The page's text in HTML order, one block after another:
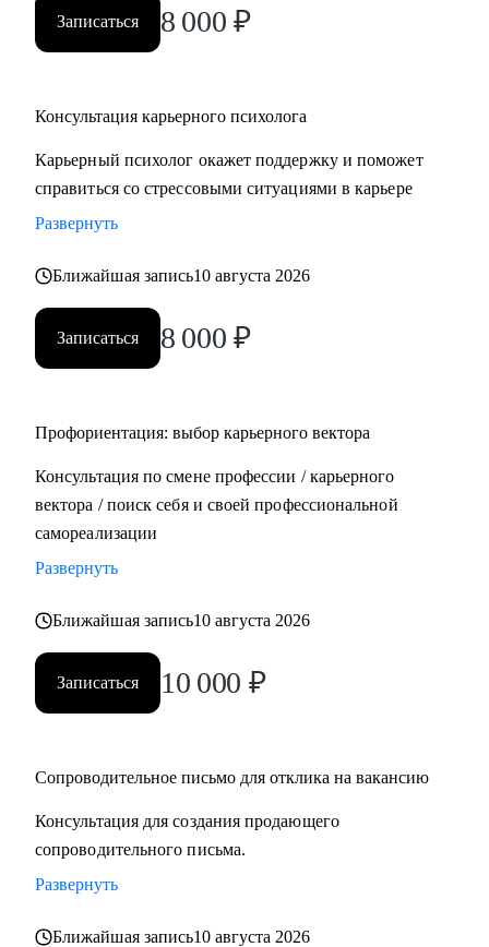
Записаться 8 000 ₽
Консультация карьерного психолога
Карьерный психолог окажет поддержку и поможет
справиться со стрессовыми ситуациями в карьере
Развернуть
Ближайшая запись10 августа 2026
Записаться 8 000 ₽
Профориентация: выбор карьерного вектора
Консультация по смене профессии / карьерного
вектора / поиск себя и своей профессиональной
самореализации
Развернуть
Ближайшая запись10 августа 2026
Записаться 10 000 ₽
Сопроводительное письмо для отклика на вакансию
Консультация для создания продающего
сопроводительного письма.
Развернуть
Ближайшая запись10 августа 2026